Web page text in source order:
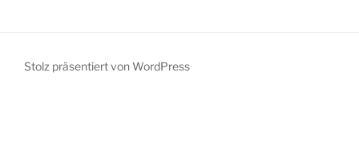
Stolz präsentiert von WordPress